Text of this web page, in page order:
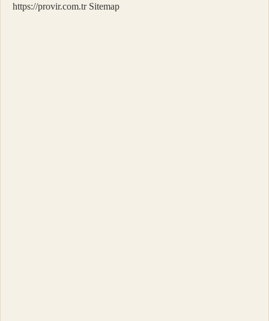
https://provir.com.tr Sitemap